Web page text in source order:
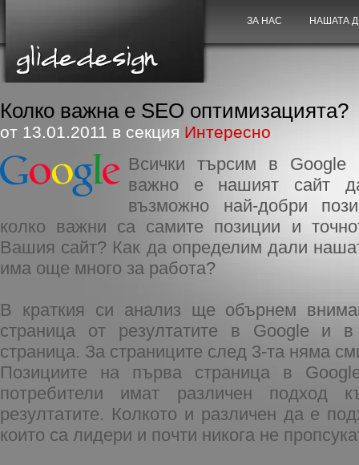
ЗА НАС НАШАТА
Колко важна е SEO оптимизацията?
от 13.01.2011 в секция Интересно
Всички търсим в Google
важно е нашият сайт
възможно най-добри
колко важни са самите позиции и
Вашия сайт? Как да определим дали
има още много за работа?
В краткия си анализ ще обърнем
страница от резултатите в Google и
страница. За страниците след 3-та няма
Позициите на първа страница в
потребители имат различен подход
резултатите. Колкото и различен да е
които са лидери и почти никога не